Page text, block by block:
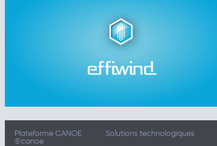
Plateforme CANOE
Solutions technologiques
©canoe